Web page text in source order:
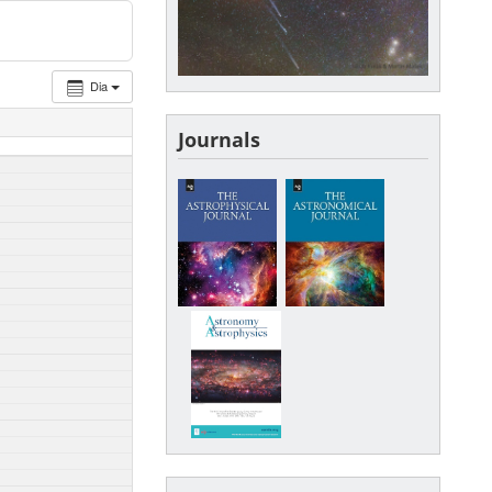
Dia
Journals